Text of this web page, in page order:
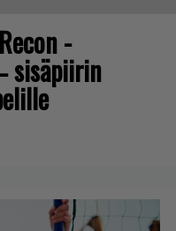
-
sisäpiirin